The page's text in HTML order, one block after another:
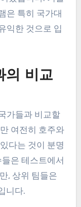
은 특히 국가대
익한 것으로 입
의 비교
가들과 비교할
여전히 호주와
다는 것이 분명
은 테스트에서
, 상위 팀들은
니다.